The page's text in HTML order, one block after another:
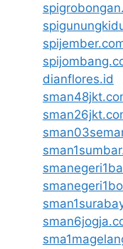
dianflores.id